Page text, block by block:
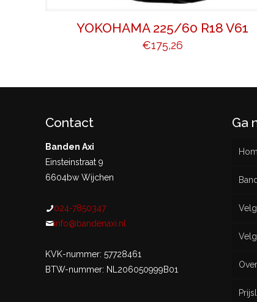
YOKOHAMA 225/60 R18 V61
€175,26
Contact
Banden Axi
Einsteinstraat 9
6604bw Wijchen
024-7850347
info@bandenaxi.nl
KVK-nummer: 57728461
BTW-nummer: NL206050999B01
Ga